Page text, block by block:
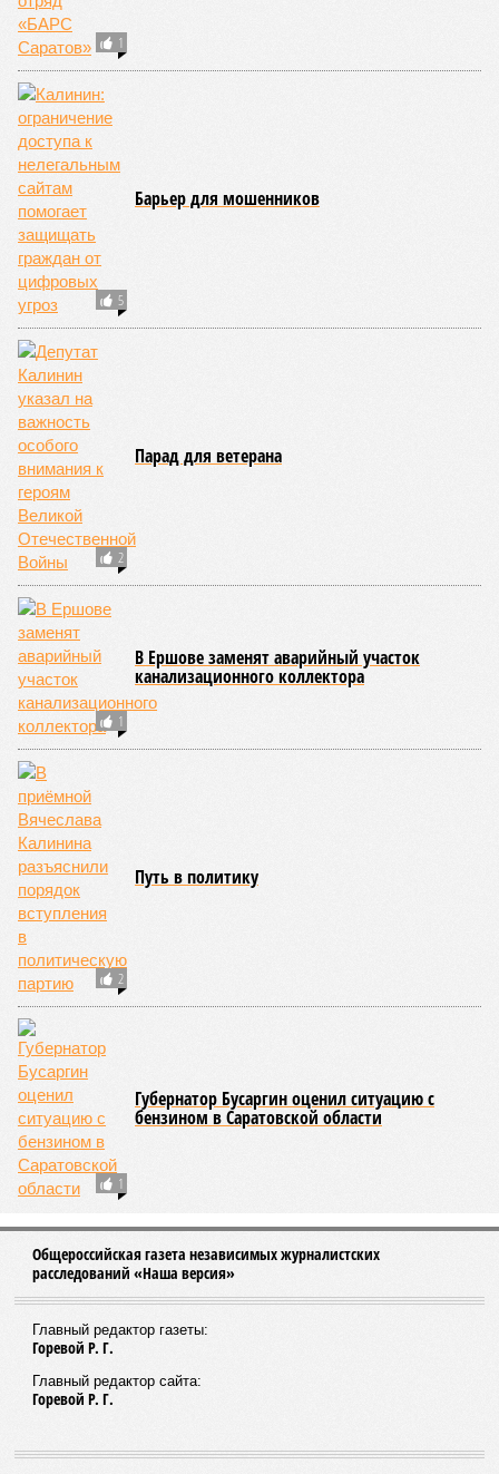
1
5
Барьер для мошенников
2
Парад для ветерана
1
В Ершове заменят аварийный участок
канализационного коллектора
2
Путь в политику
1
Губернатор Бусаргин оценил ситуацию с
бензином в Саратовской области
Общероссийская газета независимых журналистских
расследований «Наша версия»
Главный редактор газеты:
Горевой Р. Г.
Главный редактор сайта:
Горевой Р. Г.